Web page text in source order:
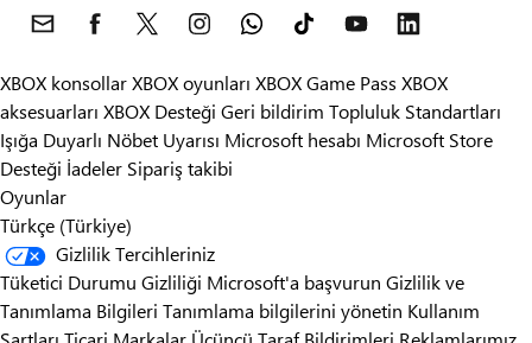
XBOX konsollarXBOX oyunları XBOX Game Pass XBOX
aksesuarları XBOX Desteği Geri bildirim Topluluk Standartları
Işığa Duyarlı Nöbet Uyarısı Microsoft hesabı Microsoft Store
Desteği İadeler Sipariş takibi
Oyunlar
Türkçe (Türkiye)
Gizlilik Tercihleriniz
Tüketici Durumu Gizliliği Microsoft'a başvurun Gizlilik ve
Tanımlama Bilgileri Tanımlama bilgilerini yönetin Kullanım